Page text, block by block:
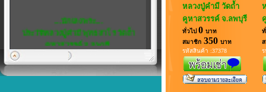
ประวัติหลวงปู่คำมี พุทธสาโร วัดถ้ำ
คูหาสวรรค์ จ.ลพบุรี
พิเศษ...5
เชิญชวน สมาชิกทุกท่าน แสดงความ
คิดเห็น ได้ที่ เว็บบอร์ด ครับ
หลวงปู่คำมี วัดถ้ำ
คูหาสวรรค์ จ.ลพบุรี
ทั่วไป 0 บาท
สมาชิก 350 บาท
รหัสสินค้า :37378